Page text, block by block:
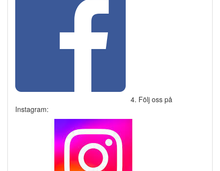
4. Följ oss på
Instagram: